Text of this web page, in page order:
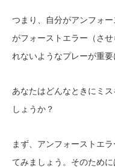
つまり、自分がアンフォ
がフォーストエラー（さ
れないようなプレーが重要
あなたはどんなときにミ
しょうか？
まず、アンフォーストエ
てみましょう。そのため